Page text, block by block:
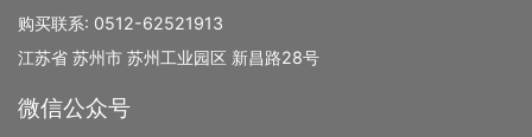
购买联系: 0512-62521913
江苏省 苏州市 苏州工业园区 新昌路28号
微信公众号